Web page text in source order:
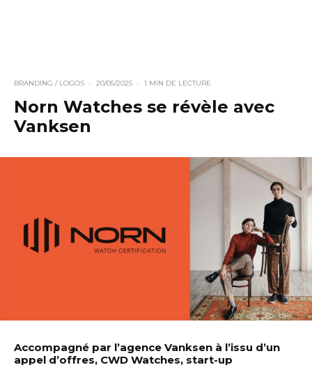
BRANDING / LOGOS · 20/05/2025 · 1 MIN DE LECTURE
Norn Watches se révèle avec
Vanksen
Accompagné par l’agence Vanksen à l’issu d’un
appel d’offres, CWD Watches, start-up